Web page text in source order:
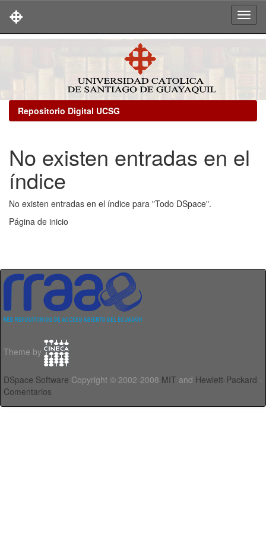
Repositorio Digital UCSG
No existen entradas en el
índice
No existen entradas en el índice para "Todo DSpace".
Página de inicio
Theme by
DSpace Software Copyright © 2002-2008 MIT and Hewlett-Packard -
Comentarios